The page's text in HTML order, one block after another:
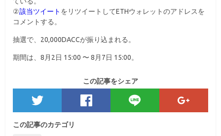
②該当ツイート をリツイートしてETHウォレットのアドレスを
コメントする。
抽選で、20,000DACCが振り込まれる。
期間は、8月2日 15:00 〜 8月7日 15:00。
この記事をシェア
この記事のカテゴリ